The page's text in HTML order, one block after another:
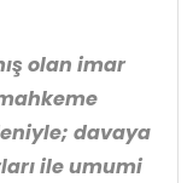
olan imar
davaya
ile umumi